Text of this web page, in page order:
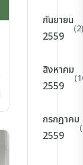
กันยายน
2559
(2)
สิงหาคม
2559
กรกฎาคม
2559